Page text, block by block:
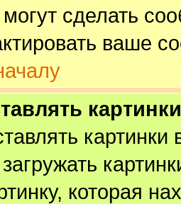
могут сделать
ваше
которая